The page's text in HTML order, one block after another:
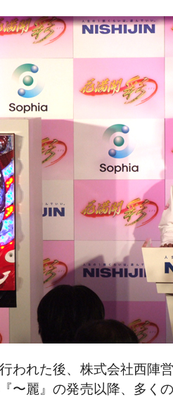
われた後、株式会社西陣
〜麗』の発売以降、多く